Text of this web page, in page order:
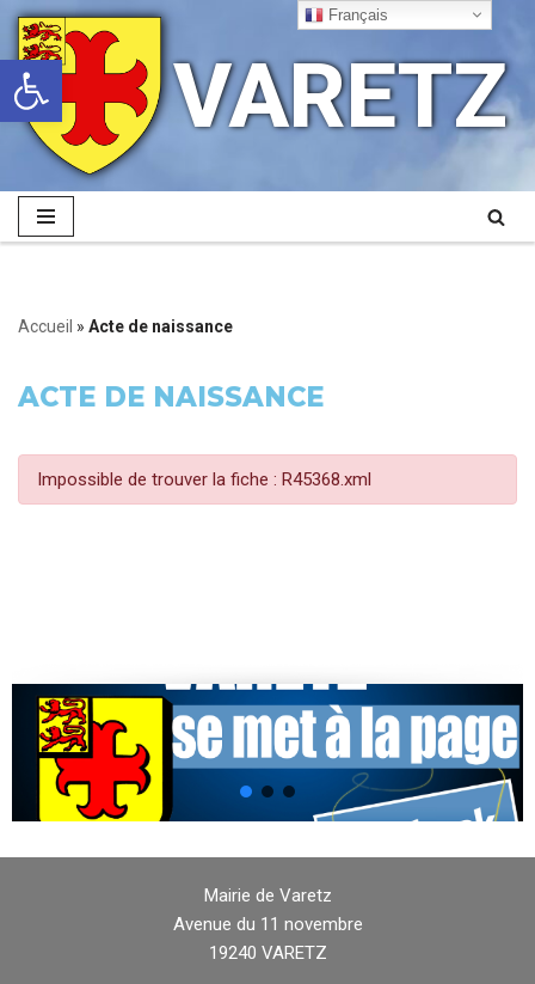
Ouvrir la barre d’outils
Aller
au
contenu
VARETZ
Accueil » Acte de naissance
ACTE DE NAISSANCE
Impossible de trouver la fiche : R45368.xml
Mairie de Varetz
Avenue du 11 novembre
19240 VARETZ
Français